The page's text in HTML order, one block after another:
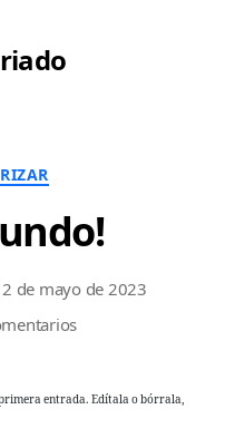
de mayo de 2023
entrada. Edítala o bórrala,